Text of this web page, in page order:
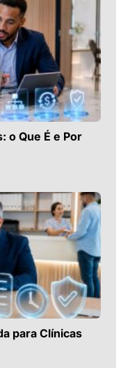
o Que É e Por
para Clínicas